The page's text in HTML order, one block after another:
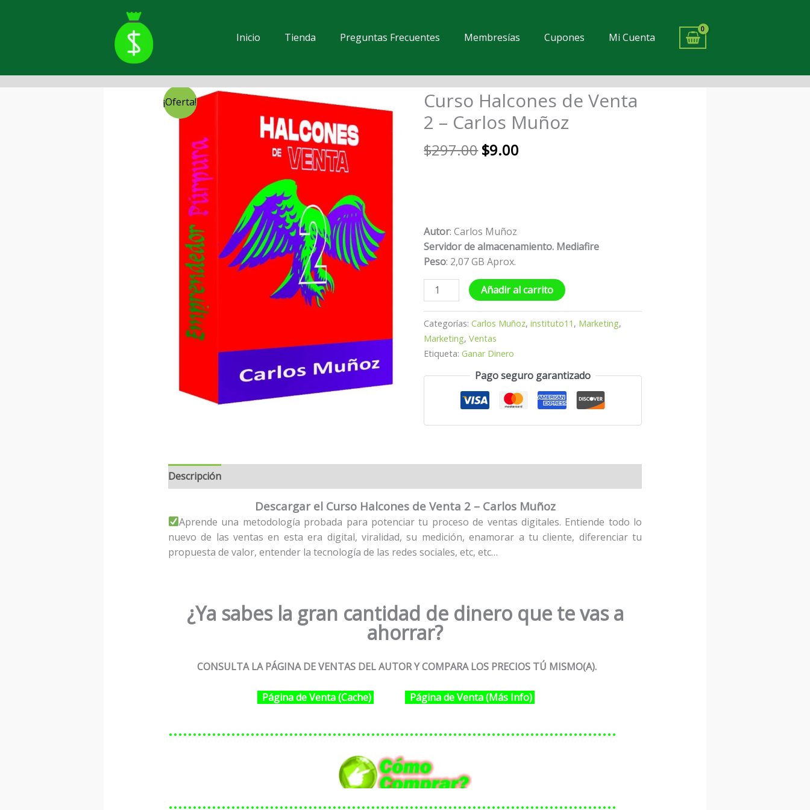
Inicio Tienda Preguntas Frecuentes Membresías Cupones Mi Cuenta
¡Oferta!
Curso Halcones de Venta
2 – Carlos Muñoz
$297.00
El
precio
original
era:
$297.00.
$9.00
El
precio
actual
Autor: Carlos Muñoz
Servidor de almacenamiento. Mediafire
Peso: 2,07 GB Aprox.
Curso
Halcones
de
Venta
2
Añadir al carrito
Categorías:Carlos Muñoz,instituto11 , Marketing,
Marketing,Ventas
Etiqueta:Ganar Dinero
Pago seguro garantizado
Descripción
Descargar el Curso Halcones de Venta 2 – Carlos Muñoz
Aprende una metodología probada para potenciar tu proceso de ventas digitales. Entiende todo lo
nuevo de las ventas en esta era digital, viralidad, su medición, enamorar a tu cliente, diferenciar tu
propuesta de valor, entender la tecnología de las redes sociales, etc, etc…
¿Ya sabes la gran cantidad de dinero que te vas a
ahorrar?
CONSULTA LA PÁGINA DE VENTAS DEL AUTOR Y COMPARA LOS PRECIOS TÚ MISMO(A).
Página de Venta (Cache) Página de Venta (Más Info)
…………………………………………………………………………………
…………………………………………………………………………………